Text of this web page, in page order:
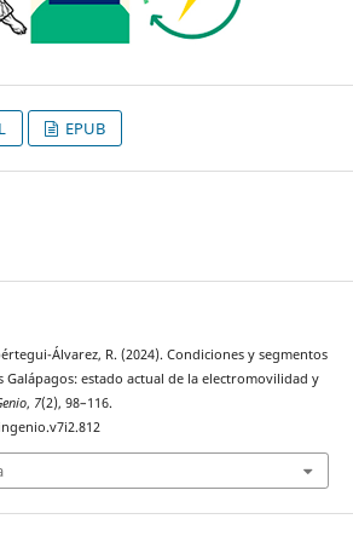
EPUB
Álvarez, R. (2024). Condiciones y segmentos
estado actual de la electromovilidad y
, 7(2), 98–116.